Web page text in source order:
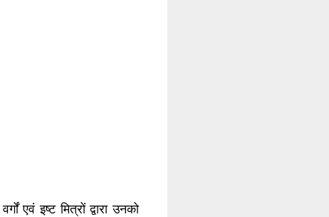
एवं इष्ट मित्रों द्वारा उनको